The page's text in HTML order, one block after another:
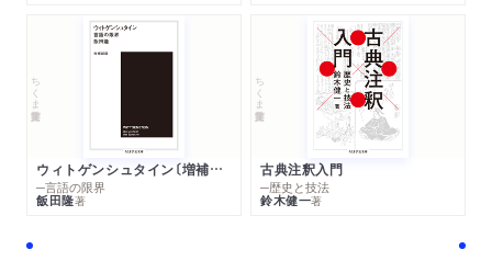
ちくま学芸文庫
ウィトゲンシュタイン〔増補新版〕
─言語の限界
飯田隆著
ちくま学芸文庫
古典注釈入門
─歴史と技法
鈴木健一著